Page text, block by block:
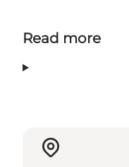
Read more